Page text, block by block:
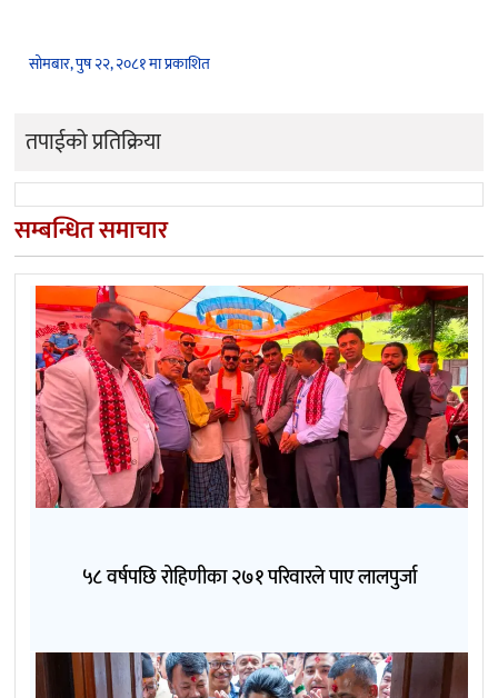
सोमबार, पुष २२, २०८१ मा प्रकाशित
तपाईको प्रतिक्रिया
सम्बन्धित समाचार
५८ वर्षपछि रोहिणीका २७१ परिवारले पाए लालपुर्जा